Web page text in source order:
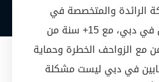
الرائدة والمتخصصة في
مكافحة وإزالة الثعابين في دبي، مع 15+ سنة من
مع الزواحف الخطرة وحماية
في دبي ليست مشكلة